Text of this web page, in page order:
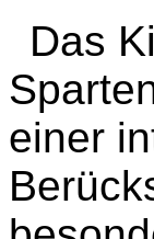
Das
einer